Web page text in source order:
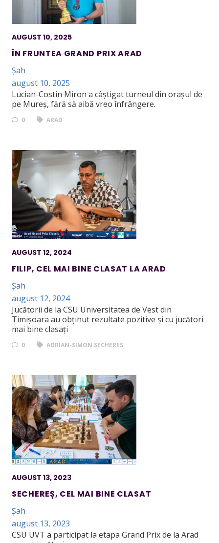
AUGUST 10, 2025
ÎN FRUNTEA GRAND PRIX ARAD
Șah
august 10, 2025
Lucian-Costin Miron a câștigat turneul din orașul de
pe Mureș, fără să aibă vreo înfrângere.
0 ARAD
AUGUST 12, 2024
FILIP, CEL MAI BINE CLASAT LA ARAD
Șah
august 12, 2024
Jucătorii de la CSU Universitatea de Vest din
Timișoara au obținut rezultate pozitive și cu jucători
mai bine clasați
0 ADRIAN-SIMON SECHERES
AUGUST 13, 2023
SECHEREȘ, CEL MAI BINE CLASAT
Șah
august 13, 2023
CSU UVT a participat la etapa Grand Prix de la Arad